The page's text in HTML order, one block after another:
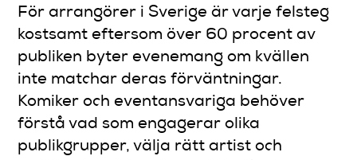
För arrangörer i Sverige är varje felsteg
kostsamt eftersom över 60 procent av
publiken byter evenemang om kvällen
inte matchar deras förväntningar.
Komiker och eventansvariga behöver
förstå vad som engagerar olika
publikgrupper, välja rätt artist och